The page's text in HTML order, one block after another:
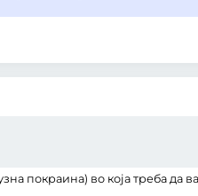
покраина) во која треба да